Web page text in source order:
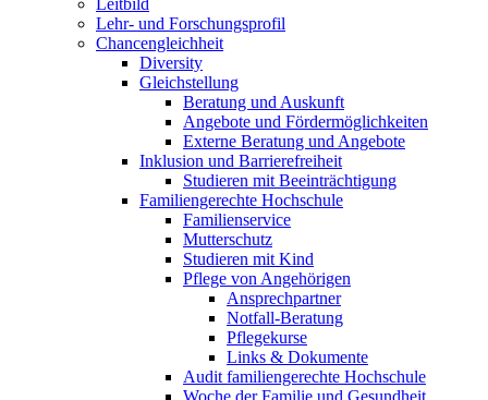
Leitbild
Lehr- und Forschungsprofil
Chancengleichheit
Diversity
Gleichstellung
Beratung und Auskunft
Angebote und Fördermöglichkeiten
Externe Beratung und Angebote
Inklusion und Barrierefreiheit
Studieren mit Beeinträchtigung
Familiengerechte Hochschule
Familienservice
Mutterschutz
Studieren mit Kind
Pflege von Angehörigen
Ansprechpartner
Notfall-Beratung
Pflegekurse
Links & Dokumente
Audit familiengerechte Hochschule